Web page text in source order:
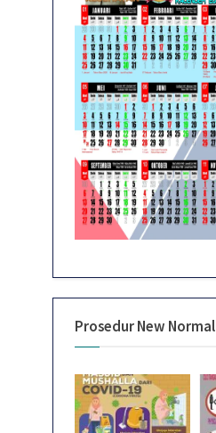
Prosedur New Normal